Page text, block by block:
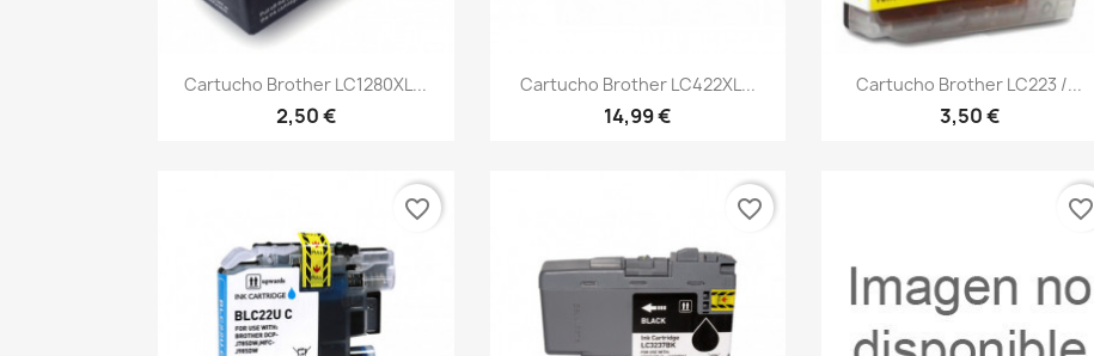
 Vista rápida
Cartucho Brother LC1280XL...
2,50 €
Vista rápida
Cartucho Brother LC422XL...
14,99 €
Vista rápida
Cartucho Brother LC223 /...
3,50 €
favorite_border favorite_border favorite_border